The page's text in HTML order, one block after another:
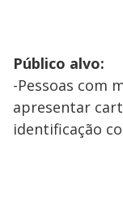
Público alvo:
-Pessoas com
apresentar
identificação